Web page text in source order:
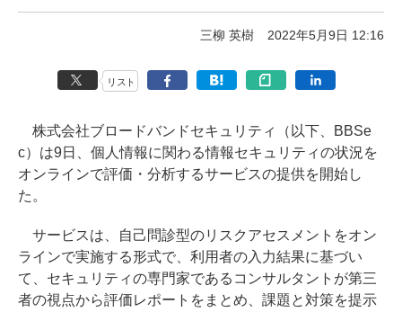
三柳 英樹 2022年5月9日 12:16
リスト
株式会社ブロードバンドセキュリティ（以下、BBSe
c）は9日、個人情報に関わる情報セキュリティの状況を
オンラインで評価・分析するサービスの提供を開始し
た。
サービスは、自己問診型のリスクアセスメントをオン
ラインで実施する形式で、利用者の入力結果に基づい
て、セキュリティの専門家であるコンサルタントが第三
者の視点から評価レポートをまとめ、課題と対策を提示